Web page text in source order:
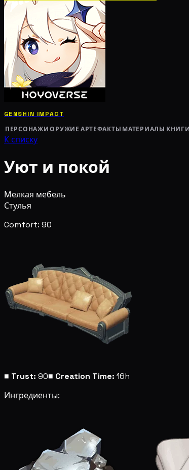
GENSHIN IMPACT
ПЕРСОНАЖИ ОРУЖИЕ АРТЕФАКТЫ МАТЕРИАЛЫ КНИГИ
К списку
Уют и покой
Мелкая мебель
Стулья
Comfort: 90
■ Trust: 90■ Creation Time: 16h
Ингредиенты: